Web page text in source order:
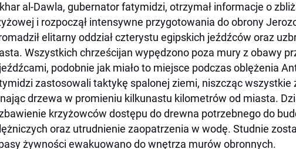
al-Dawla, gubernator fatymidzi, otrzymał informacje o
i rozpoczął intensywne przygotowania do obrony
elitarny oddział czterystu egipskich jeźdźców oraz
Wszystkich chrześcijan wypędzono poza mury z obawy
podobnie jak miało to miejsce podczas oblężenia
zastosowali taktykę spalonej ziemi, niszcząc wszystkie
drzewa w promieniu kilkunastu kilometrów od miasta.
krzyżowców dostępu do drewna potrzebnego do
oraz utrudnienie zaopatrzenia w wodę. Studnie
żywności ewakuowano do wnętrza murów obronnych.